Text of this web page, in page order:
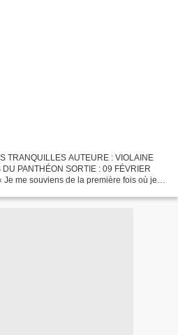
TRANQUILLES AUTEURE : VIOLAINE
PANTHÉON SORTIE : 09 FÉVRIER
Je me souviens de la première fois où je